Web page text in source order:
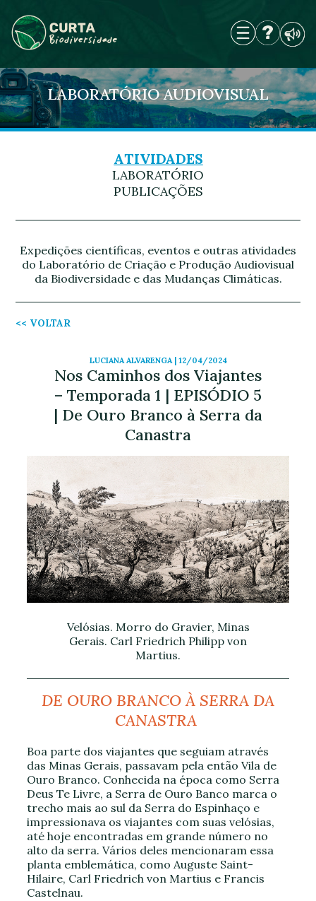
content
LABORATÓRIO AUDIOVISUAL
ATIVIDADES
LABORATÓRIO
PUBLICAÇÕES
Expedições científicas, eventos e outras atividades
do Laboratório de Criação e Produção Audiovisual
da Biodiversidade e das Mudanças Climáticas.
<< VOLTAR
LUCIANA ALVARENGA | 12/04/2024
Nos Caminhos dos Viajantes
– Temporada 1 | EPISÓDIO 5
| De Ouro Branco à Serra da
Canastra
Velósias. Morro do Gravier, Minas
Gerais. Carl Friedrich Philipp von
Martius.
DE OURO BRANCO À SERRA DA
CANASTRA
Boa parte dos viajantes que seguiam através
das Minas Gerais, passavam pela então Vila de
Ouro Branco. Conhecida na época como Serra
Deus Te Livre, a Serra de Ouro Banco marca o
trecho mais ao sul da Serra do Espinhaço e
impressionava os viajantes com suas velósias,
até hoje encontradas em grande número no
alto da serra. Vários deles mencionaram essa
planta emblemática, como Auguste Saint-
Hilaire, Carl Friedrich von Martius e Francis
Castelnau.